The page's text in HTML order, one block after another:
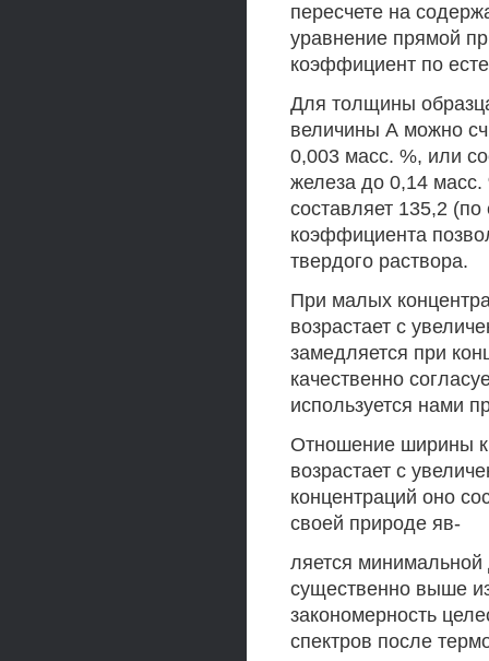
пересчете на
уравнение прямой
коэффициент по
Для толщины
величины А можно
0,003 масс. %, или
железа до 0,14
составляет 135,2
коэффициента
твердого раствора.
При малых
возрастает с
замедляется при
качественно
используется нами
Отношение ширины
возрастает с
концентраций оно
своей природе яв-
ляется
существенно выше
закономерность
спектров после